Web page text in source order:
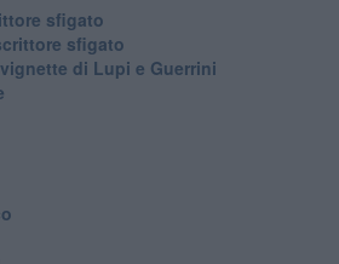
sfigato
sfigato
di Lupi e Guerrini